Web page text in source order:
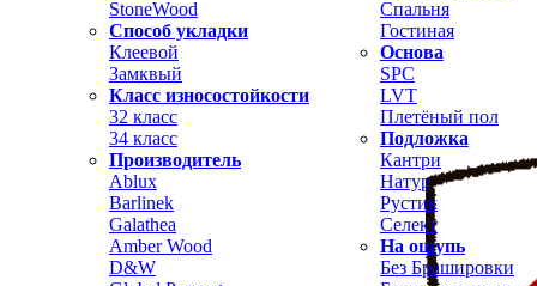
StoneWood
Способ укладки
Клеевой
Замквый
Класс износостойкости
32 класс
34 класс
Спальня
Гостиная
Основа
SPC
LVT
Плетёный пол
Подложка
Производитель
Ablux
Barlinek
Galathea
Amber Wood
D&W
Кантри
Натур
Рустик
Селект
На ощупь
Без Брашировки